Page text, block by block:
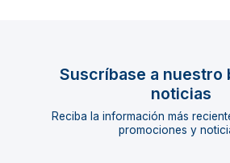
Suscríbase a nuestro
noticias
Reciba la información más
promociones y